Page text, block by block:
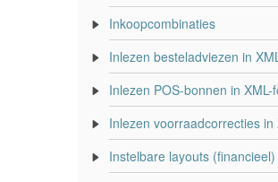
Inkoopcombinaties
Inlezen besteladviezen in
Inlezen POS-bonnen in XML-
Inlezen voorraadcorrecties in
Instelbare layouts (financieel)